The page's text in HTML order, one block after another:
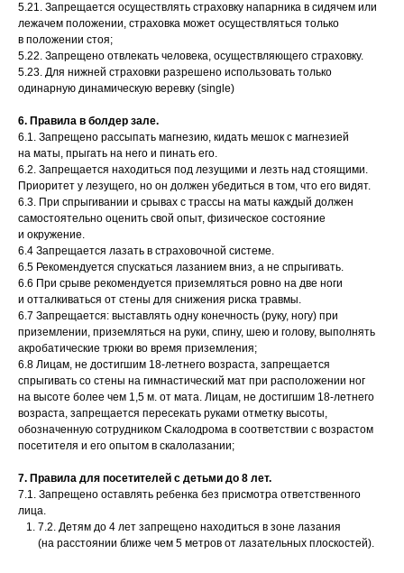
5.21. Запрещается осуществлять страховку напарника в сидячем или
лежачем положении, страховка может осуществляться только
в положении стоя;
5.22. Запрещено отвлекать человека, осуществляющего страховку.
5.23. Для нижней страховки разрешено использовать только
одинарную динамическую веревку (single)
6. Правила в болдер зале.
6.1. Запрещено рассыпать магнезию, кидать мешок с магнезией
на маты, прыгать на него и пинать его.
6.2. Запрещается находиться под лезущими и лезть над стоящими.
Приоритет у лезущего, но он должен убедиться в том, что его видят.
6.3. При спрыгивании и срывах с трассы на маты каждый должен
самостоятельно оценить свой опыт, физическое состояние
и окружение.
6.4 Запрещается лазать в страховочной системе.
6.5 Рекомендуется спускаться лазанием вниз, а не спрыгивать.
6.6 При срыве рекомендуется приземляться ровно на две ноги
и отталкиваться от стены для снижения риска травмы.
6.7 Запрещается: выставлять одну конечность (руку, ногу) при
приземлении, приземляться на руки, спину, шею и голову, выполнять
акробатические трюки во время приземления;
6.8 Лицам, не достигшим 18-летнего возраста, запрещается
спрыгивать со стены на гимнастический мат при расположении ног
на высоте более чем 1,5 м. от мата. Лицам, не достигшим 18-летнего
возраста, запрещается пересекать руками отметку высоты,
обозначенную сотрудником Скалодрома в соответствии с возрастом
посетителя и его опытом в скалолазании;
7. Правила для посетителей с детьми до 8 лет.
7.1. Запрещено оставлять ребенка без присмотра ответственного
лица.
7.2. Детям до 4 лет запрещено находиться в зоне лазания
(на расстоянии ближе чем 5 метров от лазательных плоскостей).